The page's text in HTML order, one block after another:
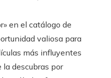
en el catálogo de
valiosa para
más influyentes
la descubras por